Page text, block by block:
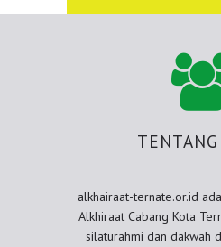
alkhairaat-ternate.or.id
Alkhiraat Cabang Kota
silaturahmi dan dakwah